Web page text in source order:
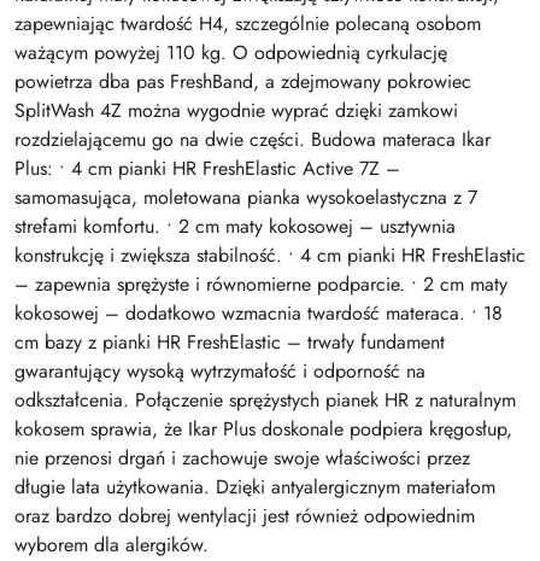
zapewniając twardość H4, szczególnie polecaną osobom
ważącym powyżej 110 kg. O odpowiednią cyrkulację
powietrza dba pas FreshBand, a zdejmowany pokrowiec
SplitWash 4Z można wygodnie wyprać dzięki zamkowi
rozdzielającemu go na dwie części. Budowa materaca Ikar
Plus: • 4 cm pianki HR FreshElastic Active 7Z –
samomasująca, moletowana pianka wysokoelastyczna z 7
strefami komfortu. • 2 cm maty kokosowej – usztywnia
konstrukcję i zwiększa stabilność. • 4 cm pianki HR FreshElastic
– zapewnia sprężyste i równomierne podparcie. • 2 cm maty
kokosowej – dodatkowo wzmacnia twardość materaca. • 18
cm bazy z pianki HR FreshElastic – trwały fundament
gwarantujący wysoką wytrzymałość i odporność na
odkształcenia. Połączenie sprężystych pianek HR z naturalnym
kokosem sprawia, że Ikar Plus doskonale podpiera kręgosłup,
nie przenosi drgań i zachowuje swoje właściwości przez
długie lata użytkowania. Dzięki antyalergicznym materiałom
oraz bardzo dobrej wentylacji jest również odpowiednim
wyborem dla alergików.